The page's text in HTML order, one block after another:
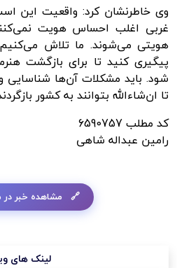
وی خاطرنشان کرد: واقعیت این
غربی اغلب احساس هویت
هویتی می‌شوند. ما تلاش
پیگیری کنید تا برای بازگشت
شود. باید مشکلات آن‌ها شناسایی
تا ان‌شاءالله بتوانند به کشور
کد مطلب6590757
رامین عبداله شاهی
مشاهده خبر در
لینک های